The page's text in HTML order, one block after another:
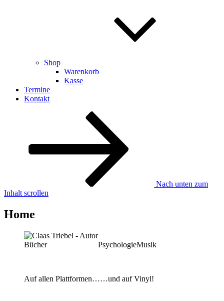
Shop
Warenkorb
Kasse
Termine
Kontakt
Nach unten zum
Inhalt scrollen
Home
Bücher PsychologieMusik
Auf allen Plattformen……und auf Vinyl!